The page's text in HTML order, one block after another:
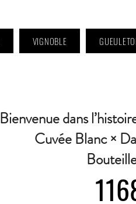
VIGNOBLE
Bienvenue dans
Cuvée Blanc ×